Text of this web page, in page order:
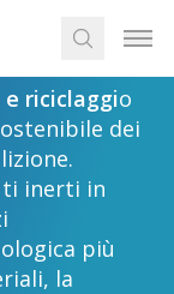
riciclaggio
dei
inerti in
più
la